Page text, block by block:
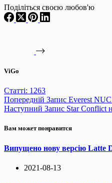
Поділіться своєю любов'ю
ViGo
Статті: 1263
Попередній Запис Everest
Наступний Запис Star Conflict
Вам может понравится
Випущено нову версію Latte
2021-08-13